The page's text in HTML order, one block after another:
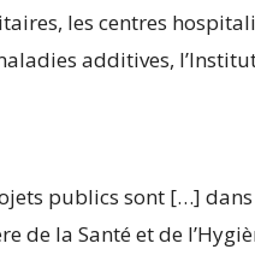
les centres
additives,
publics sont […]
de la Santé et de